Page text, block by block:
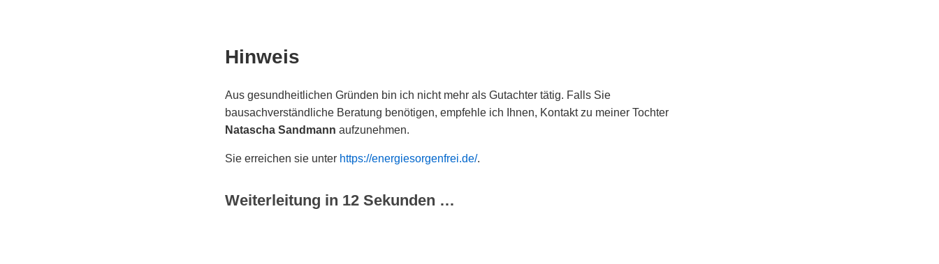
Hinweis
Aus gesundheitlichen Gründen bin ich nicht mehr als Gutachter tätig. Falls Sie
bausachverständliche Beratung benötigen, empfehle ich Ihnen, Kontakt zu meiner Tochter
Natascha Sandmann aufzunehmen.
Sie erreichen sie unter https://energiesorgenfrei.de/.
Weiterleitung in 12 Sekunden …